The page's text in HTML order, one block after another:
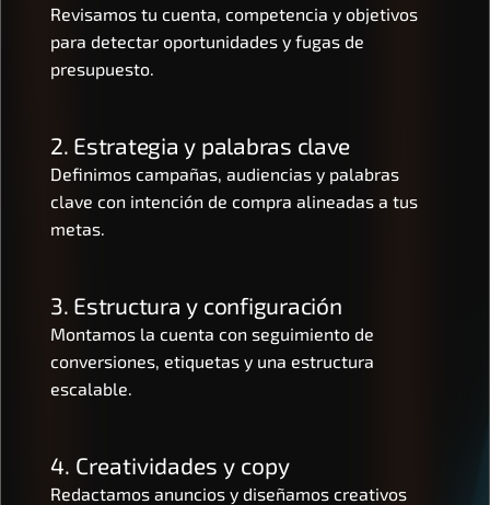
Revisamos tu cuenta, competencia y objetivos
para detectar oportunidades y fugas de
presupuesto.
2. Estrategia y palabras clave
Definimos campañas, audiencias y palabras
clave con intención de compra alineadas a tus
metas.
3. Estructura y configuración
Montamos la cuenta con seguimiento de
conversiones, etiquetas y una estructura
escalable.
4. Creatividades y copy
Redactamos anuncios y diseñamos creativos